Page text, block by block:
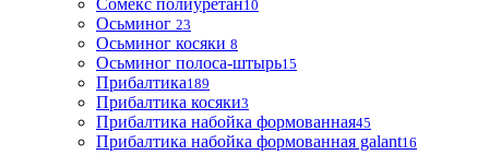
Сомекс полиуретан10
Осьминог 23
Осьминог косяки 8
Осьминог полоса-штырь15
Прибалтика189
Прибалтика косяки3
Прибалтика набойка формованная45
Прибалтика набойка формованная galant16